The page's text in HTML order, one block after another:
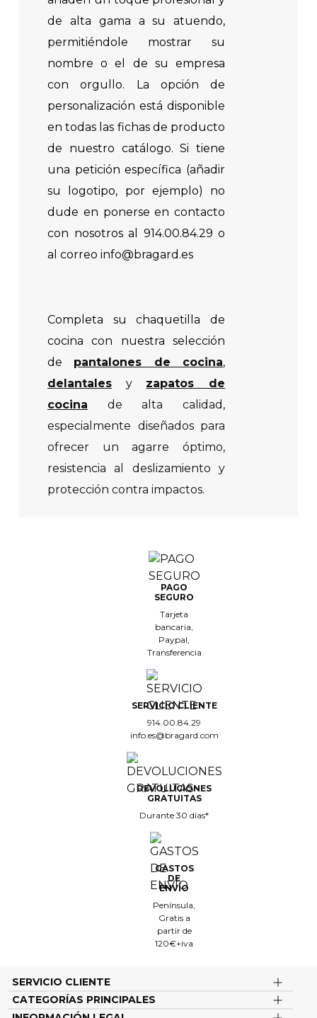
de alta gama a su atuendo,
permitiéndole mostrar su
nombre o el de su empresa
con orgullo. La opción de
personalización está disponible
en todas las fichas de producto
de nuestro catálogo. Si tiene
una petición específica (añadir
su logotipo, por ejemplo) no
dude en ponerse en contacto
con nosotros al 914.00.84.29 o
al correo info@bragard.es
Completa su chaquetilla de
cocina con nuestra selección
de pantalones de cocina,
delantales y zapatos de
cocina de alta calidad,
especialmente diseñados para
ofrecer un agarre óptimo,
resistencia al deslizamiento y
protección contra impactos.
PAGO
SEGURO
Tarjeta
bancaria,
Paypal,
Transferencia
SERVICIO CLIENTE
914.00.84.29
info.es@bragard.com
DEVOLUCIONES
GRATUITAS
Durante 30 días*
GASTOS
DE
ENVÍO
Península,
Gratis a
partir de
120€+iva
SERVICIO CLIENTE
CATEGORÍAS PRINCIPALES